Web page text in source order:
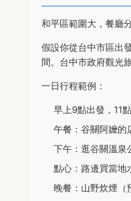
和平區範圍大，餐廳
假設你從台中市區出
間。台中市政府觀光
一日行程範例：
早上9點出發，11
午餐：谷關阿嬤的
下午：逛谷關溫泉
點心：路邊買當地
晚餐：山野炊煙（